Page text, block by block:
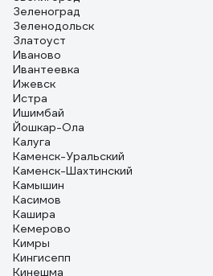
Зеленоград
Зеленодольск
Златоуст
Иваново
Ивантеевка
Ижевск
Истра
Ишимбай
Йошкар-Ола
Калуга
Каменск-Уральский
Каменск-Шахтинский
Камышин
Касимов
Кашира
Кемерово
Кимры
Кингисепп
Кинешма